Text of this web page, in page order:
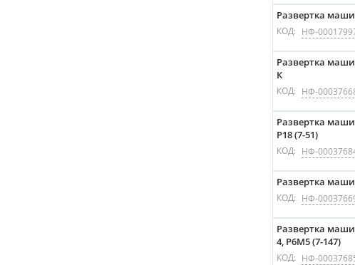
Развертка
КОД: НФ-
Развертка
К
КОД: НФ-
Развертка
P18 (7-51)
КОД: НФ-
Развертка
КОД: НФ-
Развертка
4, P6M5 (7-147)
КОД: НФ-